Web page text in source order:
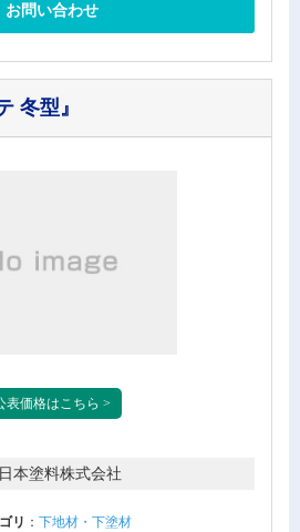
お問い合わせ
冬型』
表価格はこちら >
本塗料株式会社
リ ： 下地材・下塗材